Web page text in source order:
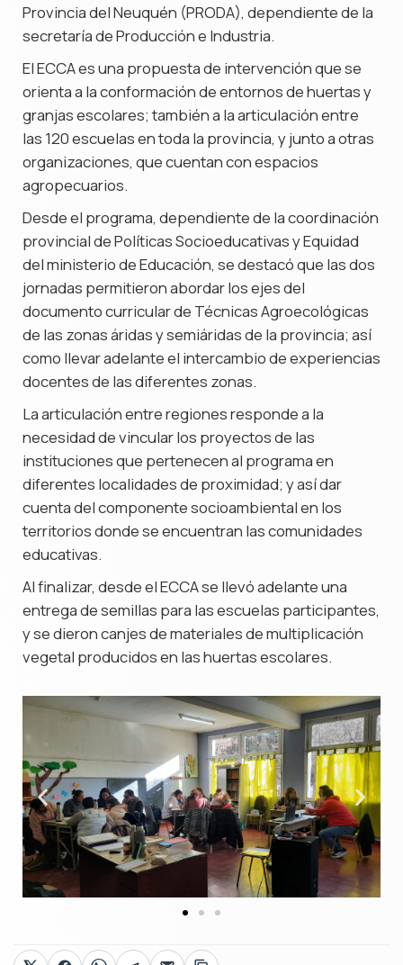
Provincia del Neuquén (PRODA), dependiente de la
secretaría de Producción e Industria.
El ECCA es una propuesta de intervención que se
orienta a la conformación de entornos de huertas y
granjas escolares; también a la articulación entre
las 120 escuelas en toda la provincia, y junto a otras
organizaciones, que cuentan con espacios
agropecuarios.
Desde el programa, dependiente de la coordinación
provincial de Políticas Socioeducativas y Equidad
del ministerio de Educación, se destacó que las dos
jornadas permitieron abordar los ejes del
documento curricular de Técnicas Agroecológicas
de las zonas áridas y semiáridas de la provincia; así
como llevar adelante el intercambio de experiencias
docentes de las diferentes zonas.
La articulación entre regiones responde a la
necesidad de vincular los proyectos de las
instituciones que pertenecen al programa en
diferentes localidades de proximidad; y así dar
cuenta del componente socioambiental en los
territorios donde se encuentran las comunidades
educativas.
Al finalizar, desde el ECCA se llevó adelante una
entrega de semillas para las escuelas participantes,
y se dieron canjes de materiales de multiplicación
vegetal producidos en las huertas escolares.